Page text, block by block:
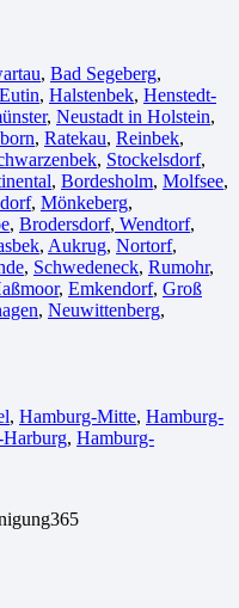
, Bad Segeberg,
Eutin, Halstenbek, Henstedt-
, Neustadt in Holstein,
, Ratekau, Reinbek,
, Stockelsdorf,
, Bordesholm, Molfsee,
, Mönkeberg,
, Brodersdorf, Wendtorf,
, Aukrug, Nortorf,
, Schwedeneck, Rumohr,
, Emkendorf, Groß
, Neuwittenberg,
, Hamburg-Mitte, Hamburg-
, Hamburg-